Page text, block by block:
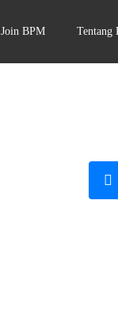
Join BPM Tentang